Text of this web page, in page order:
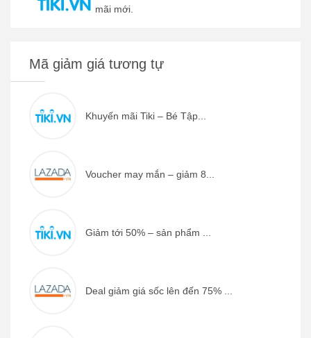
mãi mới.
Mã giảm giá tương tự
Khuyến mãi Tiki – Bé Tập...
Voucher may mắn – giảm 8...
Giảm tới 50% – sản phẩm ...
Deal giảm giá sốc lên đến 75% ...